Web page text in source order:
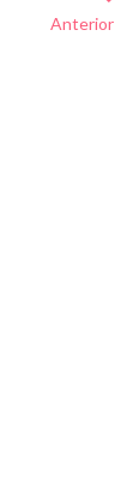
Anterior